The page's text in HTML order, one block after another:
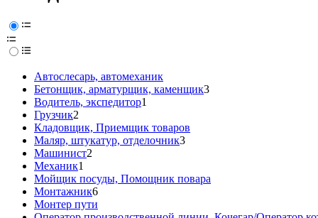
Автослесарь, автомеханик
Бетонщик, арматурщик, каменщик3
Водитель, экспедитор1
Грузчик2
Кладовщик, Приемщик товаров
Маляр, штукатур, отделочник3
Машинист2
Механик1
Мойщик посуды, Помощник повара
Монтажник6
Монтер пути